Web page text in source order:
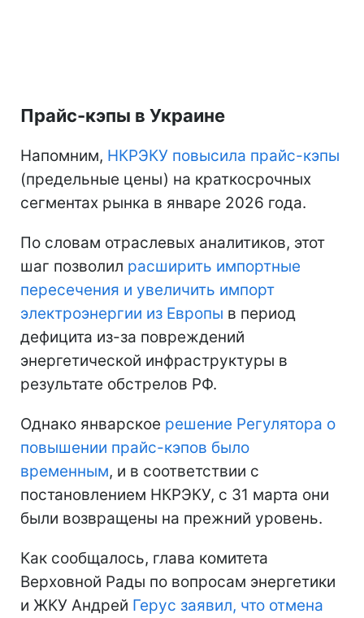
Прайс-кэпы в Украине
Напомним, НКРЭКУ повысила прайс-кэпы
(предельные цены) на краткосрочных
сегментах рынка в январе 2026 года.
По словам отраслевых аналитиков, этот
шаг позволил расширить импортные
пересечения и увеличить импорт
электроэнергии из Европы в период
дефицита из-за повреждений
энергетической инфраструктуры в
результате обстрелов РФ.
Однако январское решение Регулятора о
повышении прайс-кэпов было
временным, и в соответствии с
постановлением НКРЭКУ, с 31 марта они
были возвращены на прежний уровень.
Как сообщалось, глава комитета
Верховной Рады по вопросам энергетики
и ЖКУ Андрей Герус заявил, что отмена